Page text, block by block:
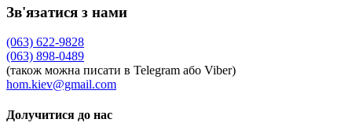
Зв'язатися з нами
(063) 622-9828
(063) 898-0489
(також можна писати в Telegram або Viber)
hom.kiev@gmail.com
Долучитися до нас